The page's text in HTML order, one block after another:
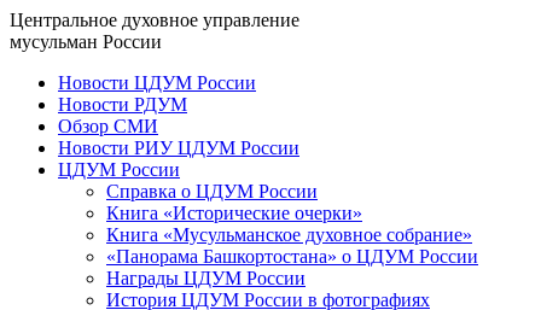
Центральное духовное управление
мусульман России
Новости ЦДУМ России
Новости РДУМ
Обзор СМИ
Новости РИУ ЦДУМ России
ЦДУМ России
Справка о ЦДУМ России
Книга «Исторические очерки»
Книга «Мусульманское духовное собрание»
«Панорама Башкортостана» о ЦДУМ России
Награды ЦДУМ России
История ЦДУМ России в фотографиях